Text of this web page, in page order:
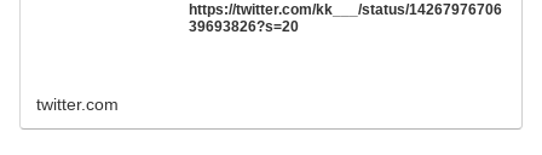
https://twitter.com/kk___/status/14267976706
39693826?s=20
twitter.com